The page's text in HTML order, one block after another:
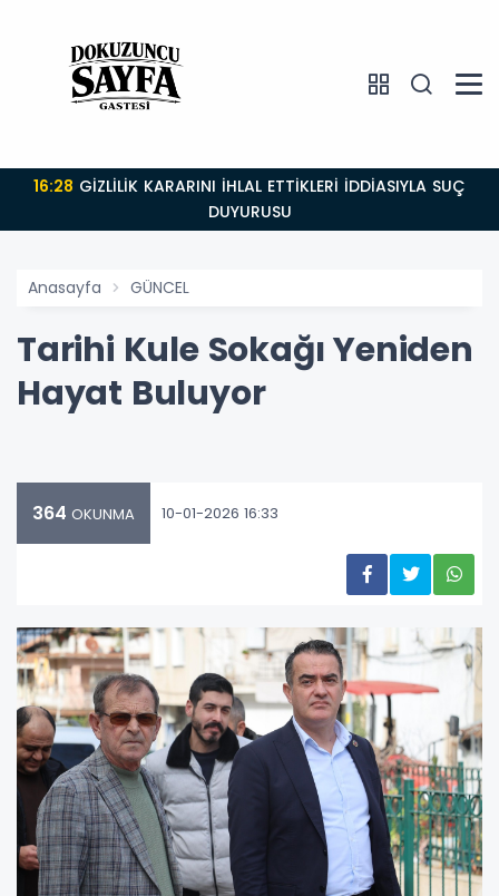
16:28
DUYURUSU
Anasayfa GÜNCEL
Tarihi Kule Sokağı Yeniden
Hayat Buluyor
364 OKUNMA 10-01-2026 16:33